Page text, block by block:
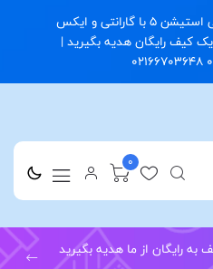
با خرید کنسول های بازی پلی استیشن 5 با گارانتی و ایکس
کیف رایگان هدیه بگیرید |
0
رایگان از ما هدیه بگیرید